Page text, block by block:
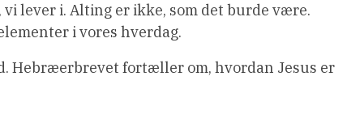
lever i. Alting er ikke, som det burde være.
i vores hverdag.
Hebræerbrevet fortæller om, hvordan Jesus er